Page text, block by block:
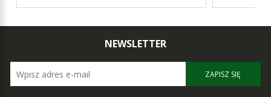
NEWSLETTER
ZAPISZ SIĘ